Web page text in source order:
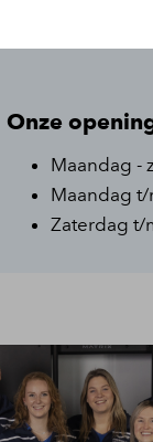
Langdurig
Onze
Maandag -
Maandag
Zaterdag t/